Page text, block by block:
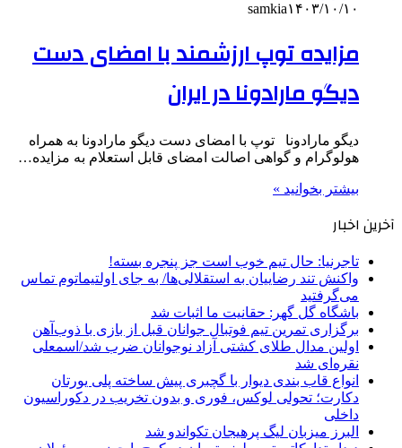
samkia۱۴۰۳/۱۰/۱۰
مزایده توپ ارزشمند با امضای دست
دیگو مارادونا در ایران
دیگو مارادونا توپ با امضای دست دیگو مارادونا به همراه
هولوگرام و گواهی اصالت امضای قابل استعلام به مزایده…
بیشتر بخوانید »
آخرین اخبار
تاجرنیا: حال تیم خوب است جز پنجره بسته!
واکنش تند رضاییان به استقلالی‌ها/ به جای اولتیماتوم تماس
می‌گرفتید
باشگاه گل گهر: حقانیت ما اثبات شد
برگزاری تمرین تیم فوتبال جوانان قبل از بازی با ذوب‌آهن
اولین مدال طلای کشتی آزاد نوجوانان ضرب شد/اسمعلی
نقره‌ای شد
انواع قاب بندی دیوار با گچبری پیش ساخته پلی یورتان
دکارت؛ تحولی لوکس، فوری و بدون تخریب در دکوراسیون
داخلی
البرز میزبان لیگ پرهیجان تکواندو شد